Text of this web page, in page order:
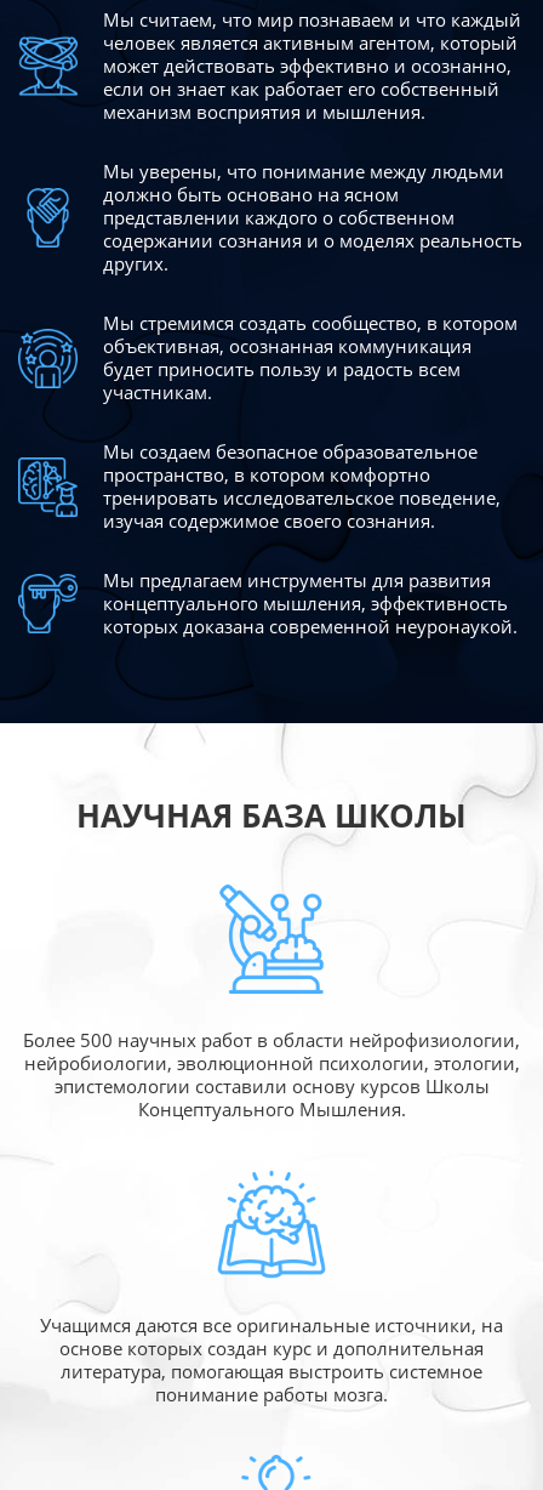
Мы считаем, что мир познаваем и что каждый
человек является активным агентом, который
может действовать эффективно и осознанно,
если он знает как работает его собственный
механизм восприятия и мышления.
Мы уверены, что понимание между людьми
должно быть основано на ясном
представлении каждого о собственном
содержании сознания и о моделях реальность
других.
Мы стремимся создать сообщество, в котором
объективная, осознанная коммуникация
будет приносить пользу и радость всем
участникам.
Мы создаем безопасное образовательное
пространство, в котором комфортно
тренировать исследовательское поведение,
изучая содержимое своего сознания.
Мы предлагаем инструменты для развития
концептуального мышления, эффективность
которых доказана современной неуронаукой.
НАУЧНАЯ БАЗА ШКОЛЫ
Более 500 научных работ в области нейрофизиологии,
нейробиологии, эволюционной психологии, этологии,
эпистемологии составили основу курсов Школы
Концептуального Мышления.
Учащимся даются все оригинальные источники, на
основе которых создан курс и дополнительная
литература, помогающая выстроить системное
понимание работы мозга.